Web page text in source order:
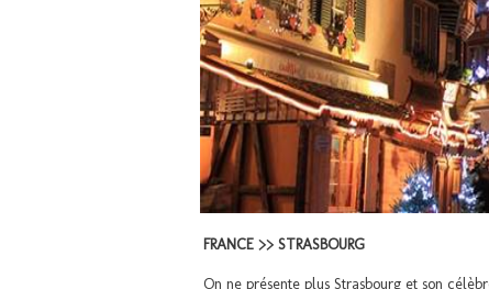
FRANCE >> STRASBOURG
On ne présente plus Strasbourg et son